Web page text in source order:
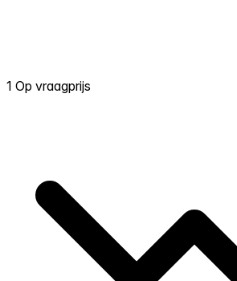
1 Op vraagprijs